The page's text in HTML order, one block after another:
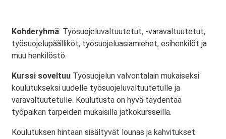
Kohderyhmä: Työsuojeluvaltuutetut, -varavaltuutetut,
työsuojelupäälliköt, työsuojeluasiamiehet, esihenkilöt ja
muu henkilöstö.
Kurssi soveltuu Työsuojelun valvontalain mukaiseksi
koulutukseksi uudelle työsuojeluvaltuutetulle ja
varavaltuutetulle. Koulutusta on hyvä täydentää
työpaikan tarpeiden mukaisilla jatkokursseilla.
Koulutuksen hintaan sisältyvät lounas ja kahvitukset.